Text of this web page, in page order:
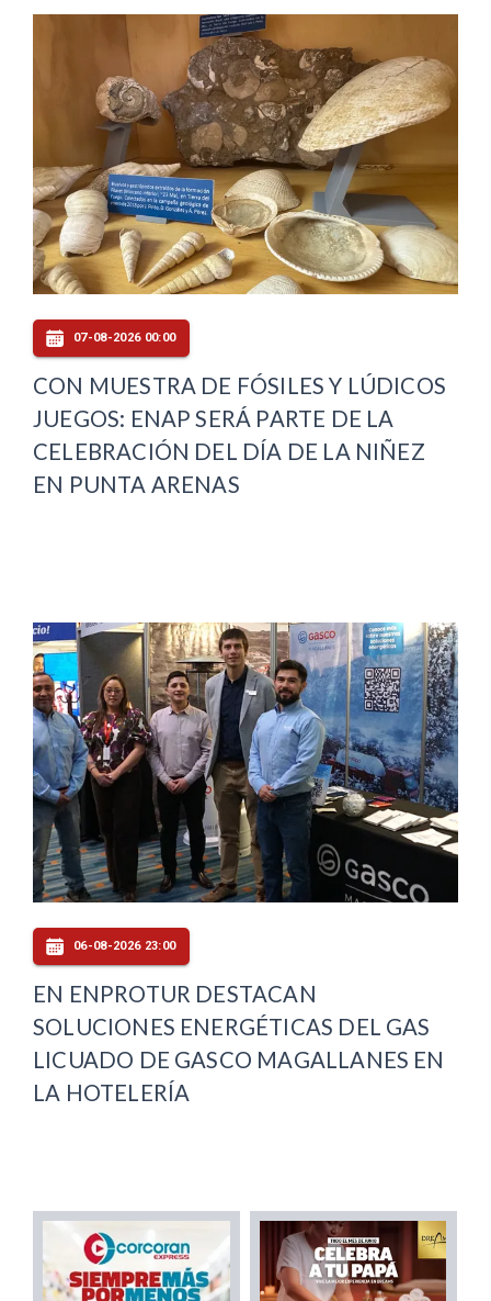
07-08-2026 00:00
CON MUESTRA DE FÓSILES Y LÚDICOS
JUEGOS: ENAP SERÁ PARTE DE LA
CELEBRACIÓN DEL DÍA DE LA NIÑEZ
EN PUNTA ARENAS
06-08-2026 23:00
EN ENPROTUR DESTACAN
SOLUCIONES ENERGÉTICAS DEL GAS
LICUADO DE GASCO MAGALLANES EN
LA HOTELERÍA